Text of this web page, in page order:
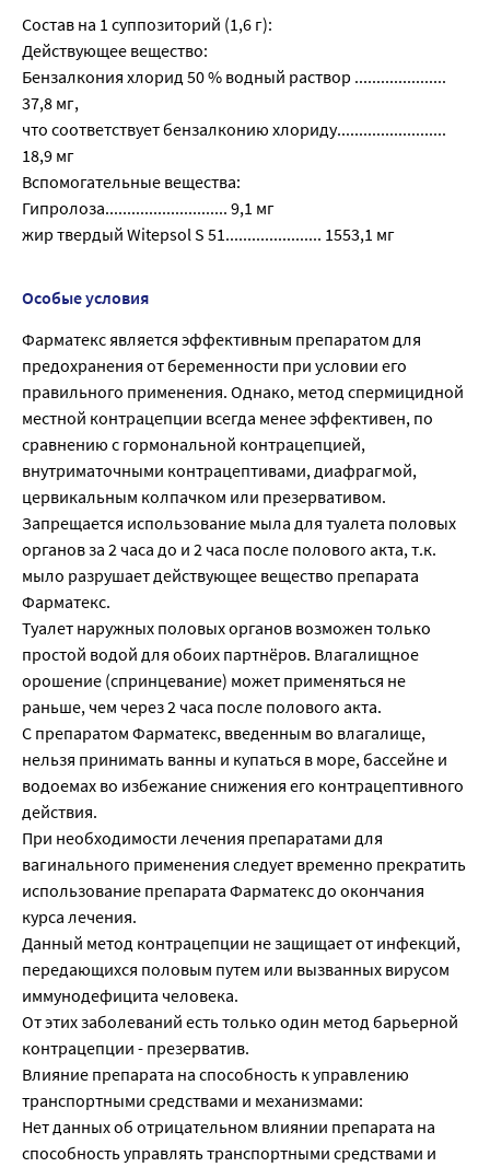
Состав на 1 суппозиторий (1,6 г):
Действующее вещество:
Бензалкония хлорид 50 % водный раствор .....................
37,8 мг,
что соответствует бензалконию хлориду.........................
18,9 мг
Вспомогательные вещества:
Гипролоза............................ 9,1 мг
жир твердый Witepsol S 51...................... 1553,1 мг
Особые условия
Фарматекс является эффективным препаратом для
предохранения от беременности при условии его
правильного применения. Однако, метод спермицидной
местной контрацепции всегда менее эффективен, по
сравнению с гормональной контрацепцией,
внутриматочными контрацептивами, диафрагмой,
цервикальным колпачком или презервативом.
Запрещается использование мыла для туалета половых
органов за 2 часа до и 2 часа после полового акта, т.к.
мыло разрушает действующее вещество препарата
Фарматекс.
Туалет наружных половых органов возможен только
простой водой для обоих партнёров. Влагалищное
орошение (спринцевание) может применяться не
раньше, чем через 2 часа после полового акта.
С препаратом Фарматекс, введенным во влагалище,
нельзя принимать ванны и купаться в море, бассейне и
водоемах во избежание снижения его контрацептивного
действия.
При необходимости лечения препаратами для
вагинального применения следует временно прекратить
использование препарата Фарматекс до окончания
курса лечения.
Данный метод контрацепции не защищает от инфекций,
передающихся половым путем или вызванных вирусом
иммунодефицита человека.
От этих заболеваний есть только один метод барьерной
контрацепции - презерватив.
Влияние препарата на способность к управлению
транспортными средствами и механизмами:
Нет данных об отрицательном влиянии препарата на
способность управлять транспортными средствами и